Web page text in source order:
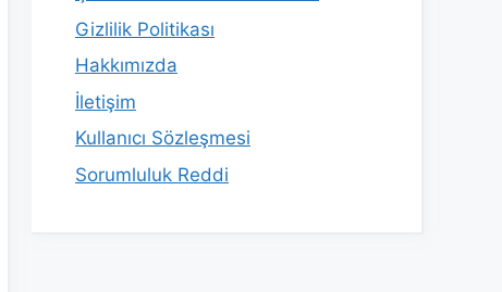
Gizlilik Politikası
Hakkımızda
İletişim
Kullanıcı Sözleşmesi
Sorumluluk Reddi